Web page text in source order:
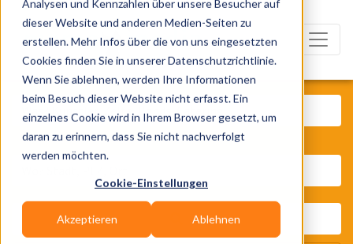
Analysen und Kennzahlen über unsere Besucher auf
dieser Website und anderen Medien-Seiten zu
erstellen. Mehr Infos über die von uns eingesetzten
Cookies finden Sie in unserer Datenschutzrichtlinie.
Wenn Sie ablehnen, werden Ihre Informationen
beim Besuch dieser Website nicht erfasst. Ein
einzelnes Cookie wird in Ihrem Browser gesetzt, um
daran zu erinnern, dass Sie nicht nachverfolgt
werden möchten.
Cookie-Einstellungen
Akzeptieren Ablehnen
Was? Künstler, Zelte, Bands,